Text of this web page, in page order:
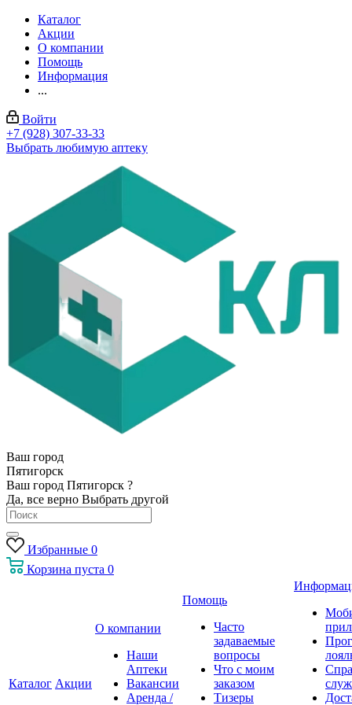
Каталог
Акции
О компании
Помощь
Информация
...
Войти
+7 (928) 307-33-33
Выбрать любимую аптеку
Ваш город
Пятигорск
Ваш город Пятигорск ?
Да, все верно Выбрать другой
Избранные 0
Корзина пуста 0
Каталог Акции
О компании
Наши
Аптеки
Вакансии
Аренда /
Помощь
Часто
задаваемые
вопросы
Что с моим
заказом
Тизеры